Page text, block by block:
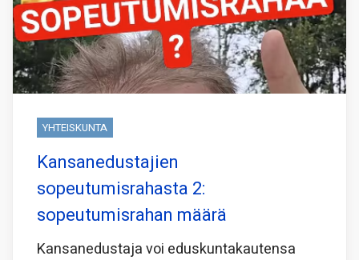
YHTEISKUNTA
Kansanedustajien
sopeutumisrahasta 2:
sopeutumisrahan määrä
Kansanedustaja voi eduskuntakautensa